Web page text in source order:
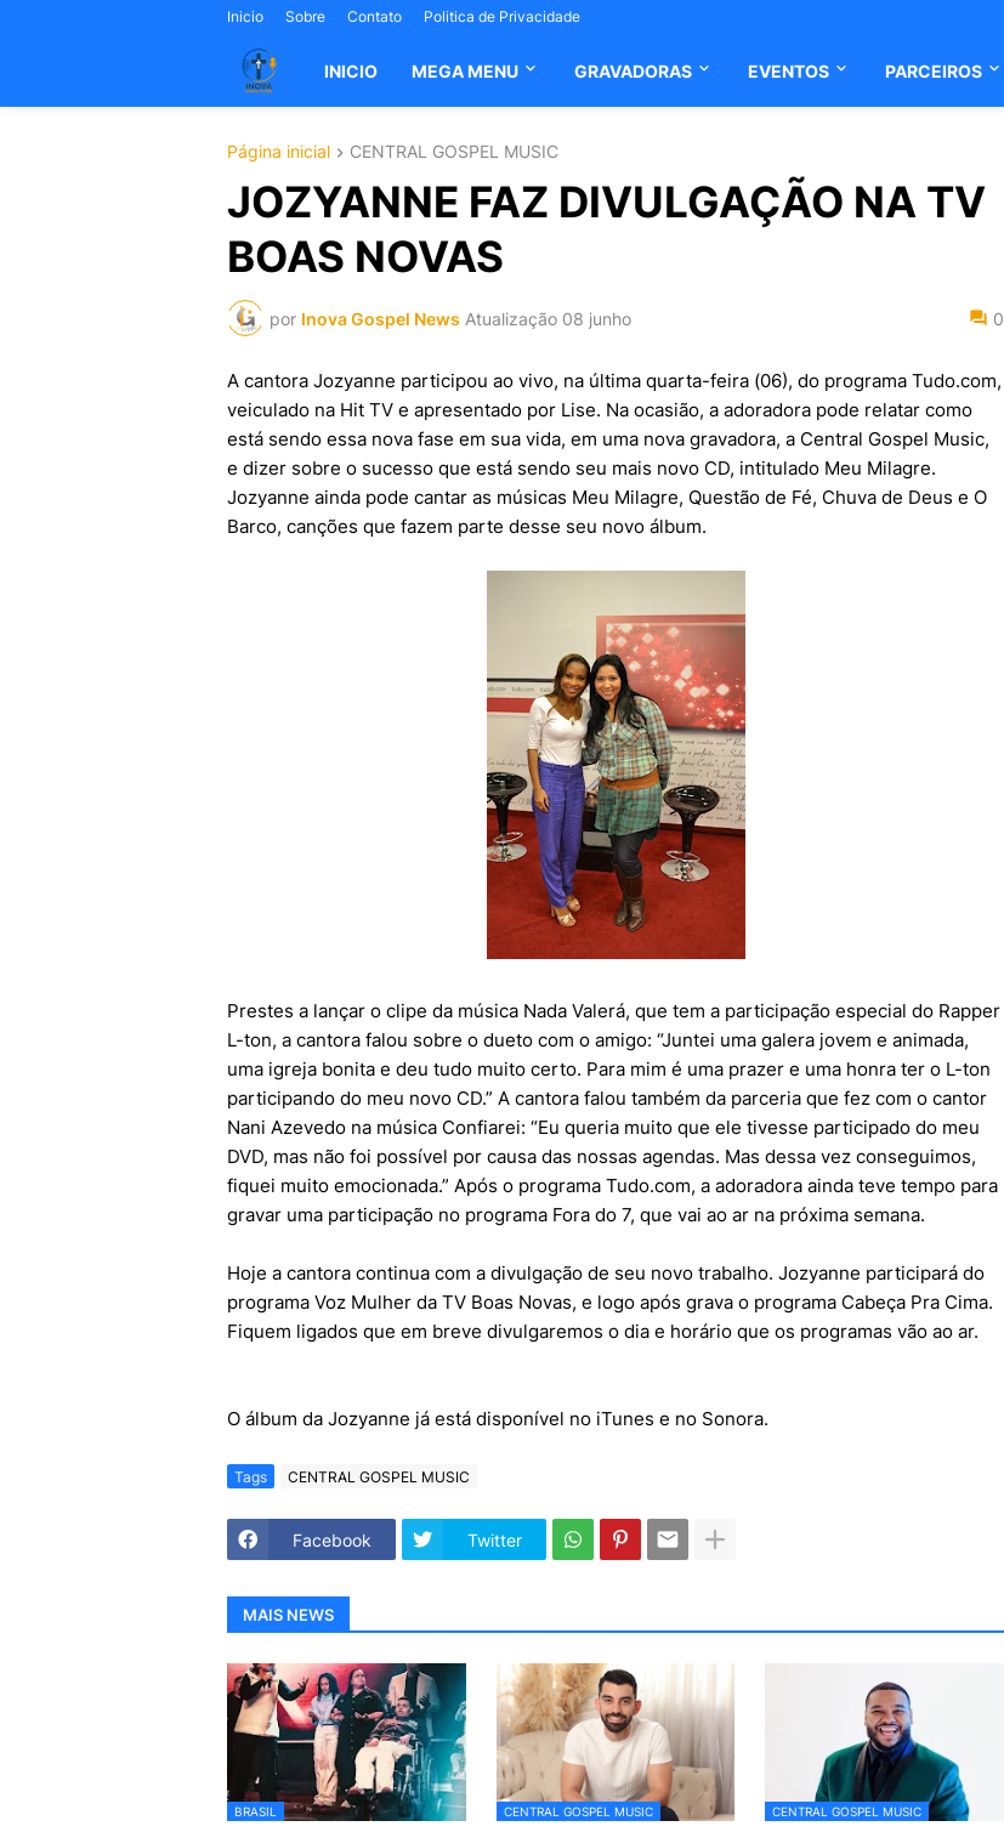
Inicio Sobre Contato Politica de Privacidade
INICIO MEGA MENU GRAVADORAS EVENTOS PARCEIROS
Página inicial CENTRAL GOSPEL MUSIC
JOZYANNE FAZ DIVULGAÇÃO NA TV
BOAS NOVAS
por Inova Gospel News Atualização 08 junho 0
A cantora Jozyanne participou ao vivo, na última quarta-feira (06), do programa Tudo.com,
veiculado na Hit TV e apresentado por Lise. Na ocasião, a adoradora pode relatar como
está sendo essa nova fase em sua vida, em uma nova gravadora, a Central Gospel Music,
e dizer sobre o sucesso que está sendo seu mais novo CD, intitulado Meu Milagre.
Jozyanne ainda pode cantar as músicas Meu Milagre, Questão de Fé, Chuva de Deus e O
Barco, canções que fazem parte desse seu novo álbum.
Prestes a lançar o clipe da música Nada Valerá, que tem a participação especial do Rapper
L-ton, a cantora falou sobre o dueto com o amigo: “Juntei uma galera jovem e animada,
uma igreja bonita e deu tudo muito certo. Para mim é uma prazer e uma honra ter o L-ton
participando do meu novo CD.” A cantora falou também da parceria que fez com o cantor
Nani Azevedo na música Confiarei: “Eu queria muito que ele tivesse participado do meu
DVD, mas não foi possível por causa das nossas agendas. Mas dessa vez conseguimos,
fiquei muito emocionada.” Após o programa Tudo.com, a adoradora ainda teve tempo para
gravar uma participação no programa Fora do 7, que vai ao ar na próxima semana.
Hoje a cantora continua com a divulgação de seu novo trabalho. Jozyanne participará do
programa Voz Mulher da TV Boas Novas, e logo após grava o programa Cabeça Pra Cima.
Fiquem ligados que em breve divulgaremos o dia e horário que os programas vão ao ar.
O álbum da Jozyanne já está disponível no iTunes e no Sonora.
Tags CENTRAL GOSPEL MUSIC
Facebook Twitter
MAIS NEWS
BRASIL CENTRAL GOSPEL MUSIC CENTRAL GOSPEL MUSIC